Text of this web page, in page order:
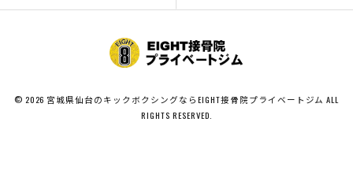
© 2026 宮城県仙台のキックボクシングならEIGHT接骨院プライベートジム ALL
RIGHTS RESERVED.